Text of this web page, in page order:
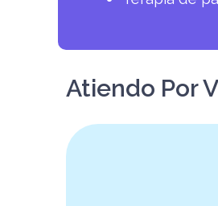
Atiendo Por